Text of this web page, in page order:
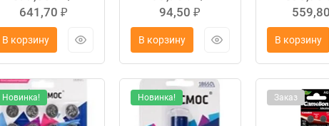
641,70 ₽
В корзину
94,50 ₽
В корзину
559,80
В корзину
Новинка! Новинка! Заказ